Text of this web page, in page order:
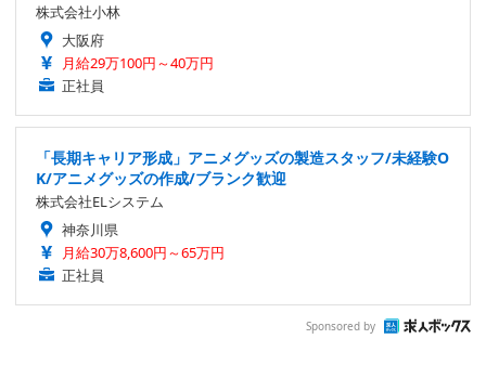
株式会社小林
大阪府
月給29万100円～40万円
正社員
「長期キャリア形成」アニメグッズの製造スタッフ/未経験O
K/アニメグッズの作成/ブランク歓迎
株式会社ELシステム
神奈川県
月給30万8,600円～65万円
正社員
Sponsored by